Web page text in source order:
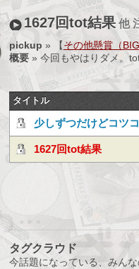
み
ん
な
の
お
金
ア
ン
1627回tot結果 他
pickup » 【その他懸賞（
概要» 今回もやはりダメ。
タイトル
少しずつだけどコツ
1627回tot結果
タグクラウド
今話題になっている、みん